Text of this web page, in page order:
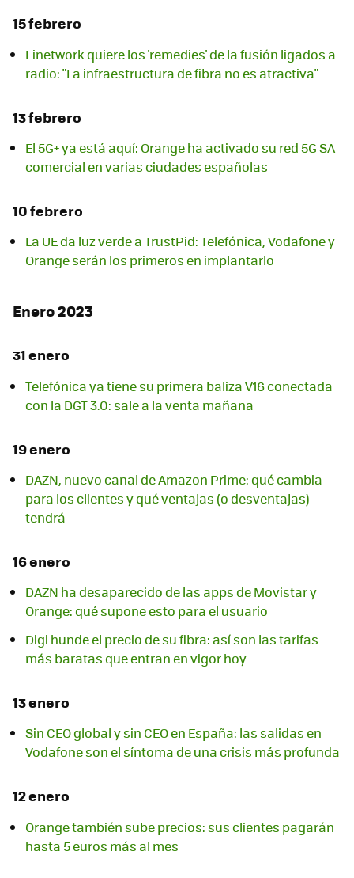
15 febrero
Finetwork quiere los 'remedies' de la fusión ligados a
radio: "La infraestructura de fibra no es atractiva"
13 febrero
El 5G+ ya está aquí: Orange ha activado su red 5G SA
comercial en varias ciudades españolas
10 febrero
La UE da luz verde a TrustPid: Telefónica, Vodafone y
Orange serán los primeros en implantarlo
Enero 2023
31 enero
Telefónica ya tiene su primera baliza V16 conectada
con la DGT 3.0: sale a la venta mañana
19 enero
DAZN, nuevo canal de Amazon Prime: qué cambia
para los clientes y qué ventajas (o desventajas)
tendrá
16 enero
DAZN ha desaparecido de las apps de Movistar y
Orange: qué supone esto para el usuario
Digi hunde el precio de su fibra: así son las tarifas
más baratas que entran en vigor hoy
13 enero
Sin CEO global y sin CEO en España: las salidas en
Vodafone son el síntoma de una crisis más profunda
12 enero
Orange también sube precios: sus clientes pagarán
hasta 5 euros más al mes